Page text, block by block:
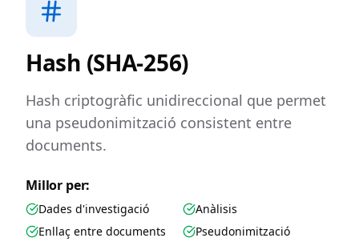
Hash (SHA-256)
Hash criptogràfic unidireccional que permet
una pseudonimització consistent entre
documents.
Millor per:
Dades d'investigació
Anàlisis
Enllaç entre documents
Pseudonimització